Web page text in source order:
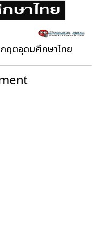
ฤตอุดมศึกษาไทย